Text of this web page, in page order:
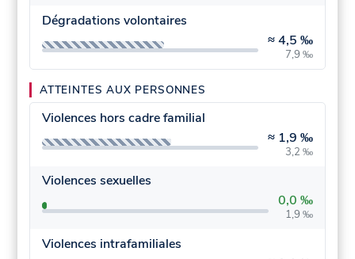
Dégradations volontaires
≈4,5 ‰
7,9 ‰
ATTEINTES AUX PERSONNES
Violences hors cadre familial
≈ 1,9 ‰
3,2 ‰
Violences sexuelles
0,0 ‰
1,9 ‰
Violences intrafamiliales